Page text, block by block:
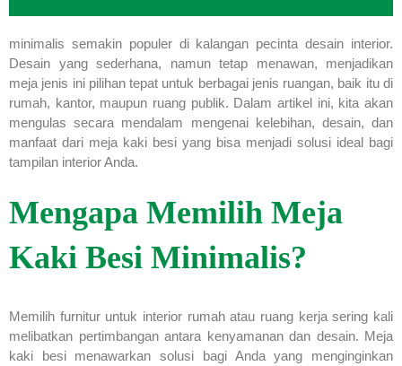
minimalis semakin populer di kalangan pecinta desain interior.
Desain yang sederhana, namun tetap menawan, menjadikan
meja jenis ini pilihan tepat untuk berbagai jenis ruangan, baik itu di
rumah, kantor, maupun ruang publik. Dalam artikel ini, kita akan
mengulas secara mendalam mengenai kelebihan, desain, dan
manfaat dari meja kaki besi yang bisa menjadi solusi ideal bagi
tampilan interior Anda.
Mengapa Memilih Meja
Kaki Besi Minimalis?
Memilih furnitur untuk interior rumah atau ruang kerja sering kali
melibatkan pertimbangan antara kenyamanan dan desain. Meja
kaki besi menawarkan solusi bagi Anda yang menginginkan